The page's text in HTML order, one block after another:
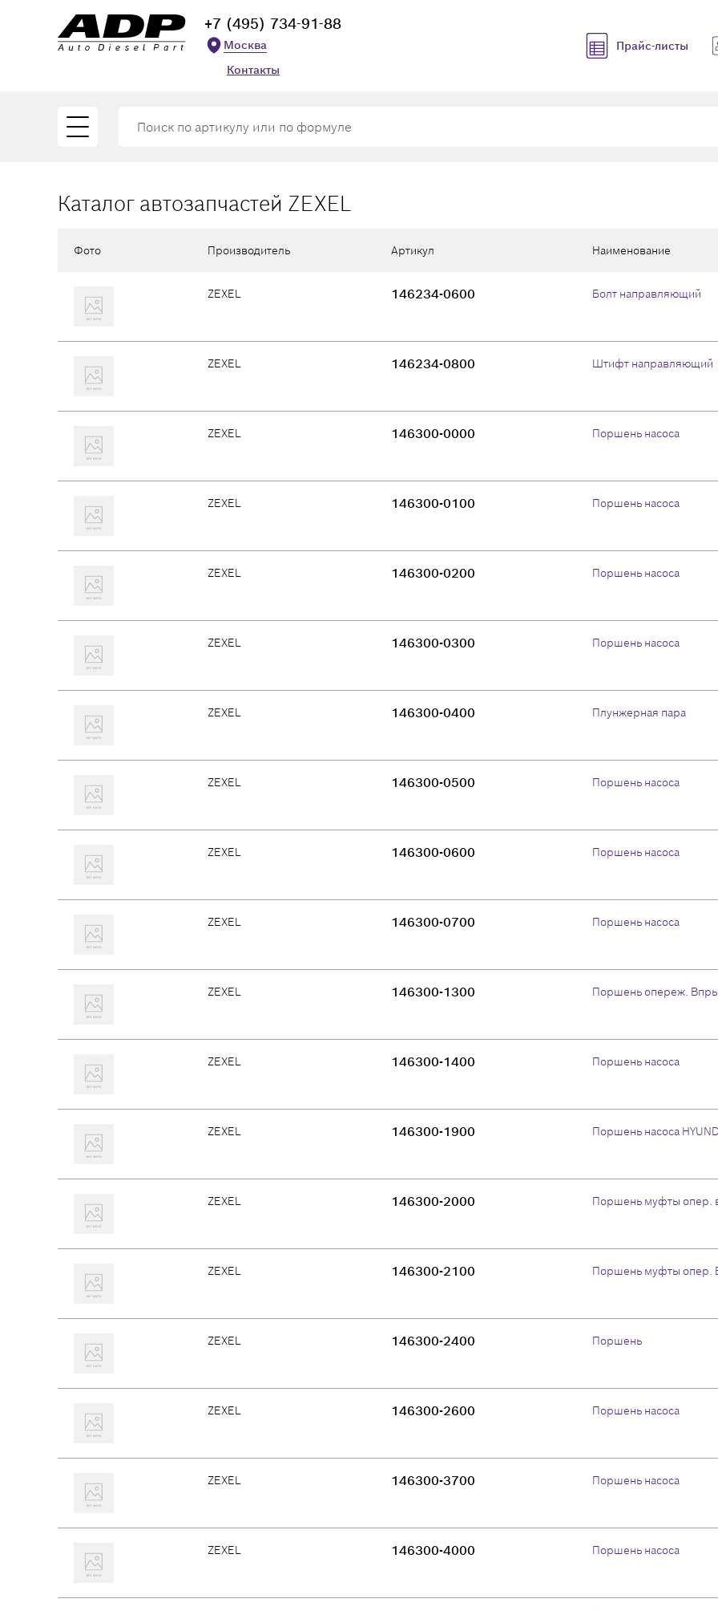
+7 (495) 734-91-88
Москва
Контакты
Прайс-листы
Каталог автозапчастей ZEXEL
Фото Производитель Артикул Наименование
ZEXEL 146234-0600 Болт направляющий
ZEXEL 146234-0800 Штифт направляющий
ZEXEL 146300-0000 Поршень насоса
ZEXEL 146300-0100 Поршень насоса
ZEXEL 146300-0200 Поршень насоса
ZEXEL 146300-0300 Поршень насоса
ZEXEL 146300-0400 Плунжерная пара
ZEXEL 146300-0500 Поршень насоса
ZEXEL 146300-0600 Поршень насоса
ZEXEL 146300-0700 Поршень насоса
ZEXEL 146300-1300 Поршень опереж.
ZEXEL 146300-1400 Поршень насоса
ZEXEL 146300-1900 Поршень насоса
ZEXEL 146300-2000 Поршень муфты опер.
ZEXEL 146300-2100 Поршень муфты опер.
ZEXEL 146300-2400 Поршень
ZEXEL 146300-2600 Поршень насоса
ZEXEL 146300-3700 Поршень насоса
ZEXEL 146300-4000 Поршень насоса